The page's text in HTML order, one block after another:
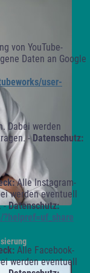
von YouTube-
Daten an Google
user-
Dabei werden
- Datenschutz:
Alle Instagram-
werden eventuell
-Datenschutz:
Alle Facebook-
werden eventuell